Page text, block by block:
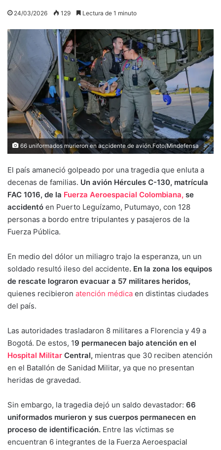
24/03/2026 129 Lectura de 1 minuto
66 uniformados murieron en accidente de avión.Foto/Mindefensa
El país amaneció golpeado por una tragedia que enluta a
decenas de familias. Un avión Hércules C-130, matrícula
FAC 1016, de la Fuerza Aeroespacial Colombiana, se
accidentó en Puerto Leguízamo, Putumayo, con 128
personas a bordo entre tripulantes y pasajeros de la
Fuerza Pública.
En medio del dólor un miliagro trajo la esperanza, un un
soldado resultó ileso del accidente. En la zona los equipos
de rescate lograron evacuar a 57 militares heridos,
quienes recibieron atención médica en distintas ciudades
del país.
Las autoridades trasladaron 8 militares a Florencia y 49 a
Bogotá. De estos, 19 permanecen bajo atención en el
Hospital Militar Central, mientras que 30 reciben atención
en el Batallón de Sanidad Militar, ya que no presentan
heridas de gravedad.
Sin embargo, la tragedia dejó un saldo devastador: 66
uniformados murieron y sus cuerpos permanecen en
proceso de identificación. Entre las víctimas se
encuentran 6 integrantes de la Fuerza Aeroespacial